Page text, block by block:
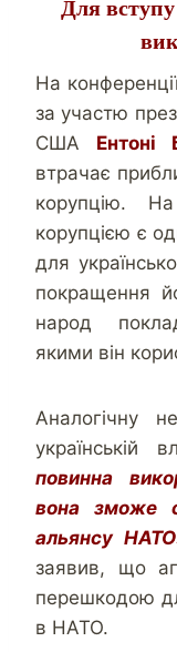
Для
На
за участю
США Ентоні
втрачає
корупцію.
корупцією є
для
покращення
народ
якими він
Аналогічну
українській
повинна
вона зможе
альянсу
заявив, що
перешкодою
в НАТО.